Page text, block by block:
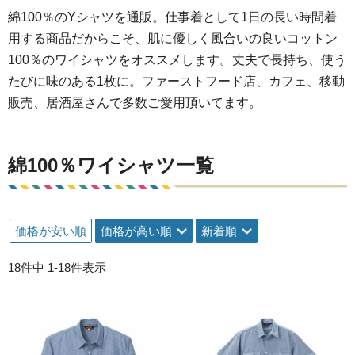
綿100％のYシャツを通販。仕事着として1日の長い時間着
用する商品だからこそ、肌に優しく風合いの良いコットン
100％のワイシャツをオススメします。丈夫で長持ち、使う
たびに味のある1枚に。ファーストフード店、カフェ、移動
販売、居酒屋さんで多数ご愛用頂いてます。
綿100％ワイシャツ一覧
価格が安い順 価格が高い順 新着順
18件中 1-18件表示